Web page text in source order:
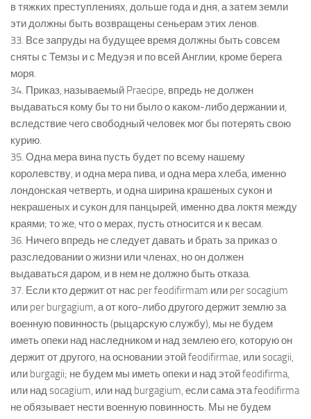
в тяжких преступлениях, дольше года и дня, а затем земли
эти должны быть возвращены сеньерам этих ленов.
33. Все запруды на будущее время должны быть совсем
сняты с Темзы и с Медуэя и по всей Англии, кроме берега
моря.
34. Приказ, называемый Praecipe, впредь не должен
выдаваться кому бы то ни было о каком-либо держании и,
вследствие чего свободный человек мог бы потерять свою
курию.
35. Одна мера вина пусть будет по всему нашему
королевству, и одна мера пива, и одна мера хлеба, именно
лондонская четверть, и одна ширина крашеных сукон и
некрашеных и сукон для панцырей, именно два локтя между
краями; то же, что о мерах, пусть относится и к весам.
36. Ничего впредь не следует давать и брать за приказ о
разследовании о жизни или членах, но он должен
выдаваться даром, и в нем не должно быть отказа.
37. Если кто держит от нас per feodifirmam или per socagium
или per burgagium, а от кого-либо другого держит землю за
военную повинность (рыцарскую службу), мы не будем
иметь опеки над наследником и над землею его, которую он
держит от другого, на основании этой feodifirmae, или socagii,
или burgagii; не будем мы иметь опеки и над этой feodifirma,
или над socagium, или над burgagium, если сама эта feodifirma
не обязывает нести военную повинность. Мы не будем